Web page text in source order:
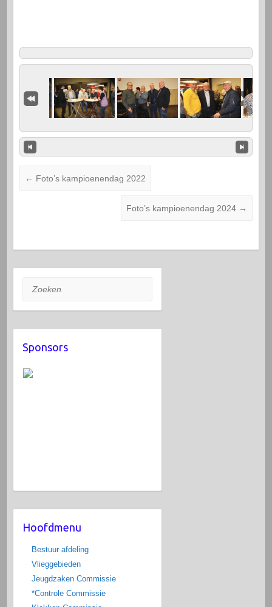
← Foto’s kampioenendag 2022
Foto’s kampioenendag 2024 →
Zoeken
Sponsors
Hoofdmenu
Bestuur afdeling
Vlieggebieden
Jeugdzaken Commissie
*Controle Commissie